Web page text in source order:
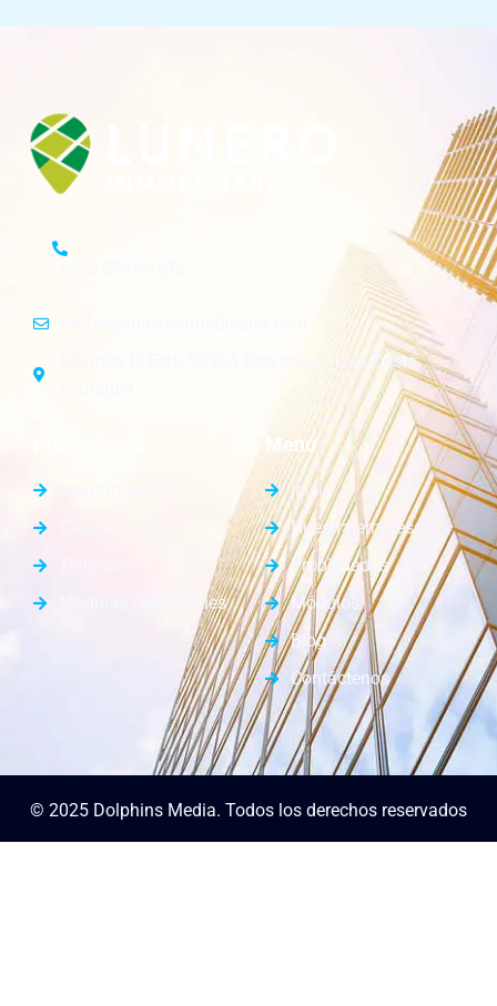
Altamira D´Este, SINSA Proyectos 1c. al Oeste.
Módulos comerciales
Menú
Inicio
Nuestra empresa
Propiedades
Módulos
Blog
Contáctenos
© 2025 Dolphins Media. Todos los derechos reservados